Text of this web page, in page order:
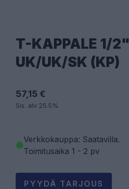
T-KAPPALE 1/2"
UK/UK/SK (KP)
57,15 €
Sis. alv 25.5%
Verkkokauppa: Saatavilla.
Toimitusaika 1 - 2 pv
PYYDÄ TARJOUS